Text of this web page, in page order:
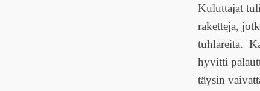
Kuluttajat
raketteja,
tuhlareita.
hyvitti
täysin